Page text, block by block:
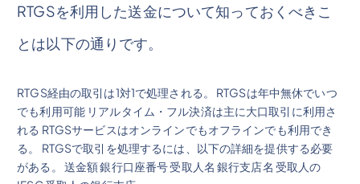
RTGSを利用した送金について知っておくべきこ
とは以下の通りです。
RTGS経由の取引は1対1で処理される。 RTGSは年中無休でいつ
でも利用可能 リアルタイム・フル決済は主に大口取引に利用さ
れる RTGSサービスはオンラインでもオフラインでも利用でき
る。 RTGSで取引を処理するには、以下の詳細を提供する必要
がある。 送金額 銀行口座番号 受取人名 銀行支店名 受取人の